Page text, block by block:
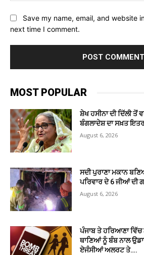
Save my name, email, and website
next time I comment.
MOST POPULAR
ਸ਼ੇਖ ਹਸੀਨਾ ਦੀ ਦਿੱਲੀ
ਬੰਗਲਾਦੇਸ਼ ਦਾ ਸਖ਼ਤ
August 6, 2026
ਸਦੀ ਪੁਰਾਣਾ ਮਕਾਨ
ਪਰਿਵਾਰ ਦੇ 6 ਜੀਆਂ ਦੀ
August 6, 2026
ਪੰਜਾਬ ਤੇ ਹਰਿਆਣਾ
ਥਾਣਿਆਂ ਨੂੰ ਬੰਬ ਨਾਲ
ਏਜੰਸੀਆਂ ਅਲਰਟ ਤੇ….